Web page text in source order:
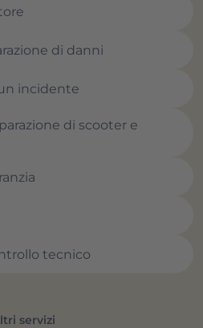
di danni
incidente
di scooter e
tecnico
servizi